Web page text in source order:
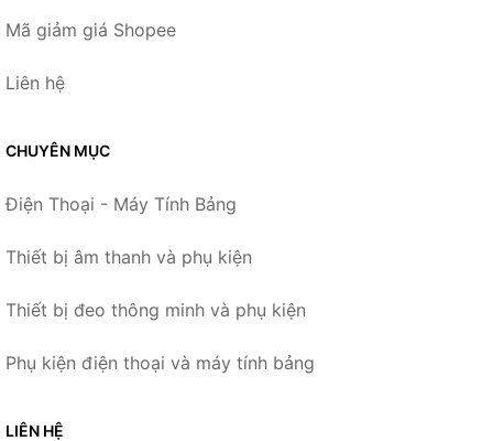
Mã giảm giá Shopee
Liên hệ
CHUYÊN MỤC
Điện Thoại - Máy Tính Bảng
Thiết bị âm thanh và phụ kiện
Thiết bị đeo thông minh và phụ kiện
Phụ kiện điện thoại và máy tính bảng
LIÊN HỆ